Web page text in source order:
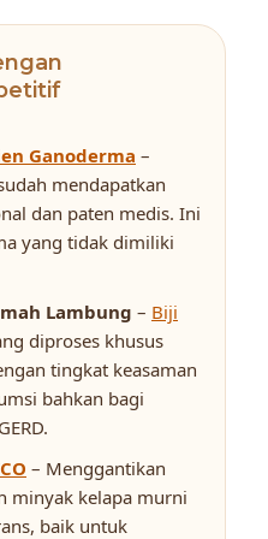
Ganoderma –
mendapatkan
dan paten medis. Ini
yang tidak dimiliki
Lambung – Biji
diproses khusus
tingkat keasaman
bahkan bagi
– Menggantikan
minyak kelapa murni
baik untuk